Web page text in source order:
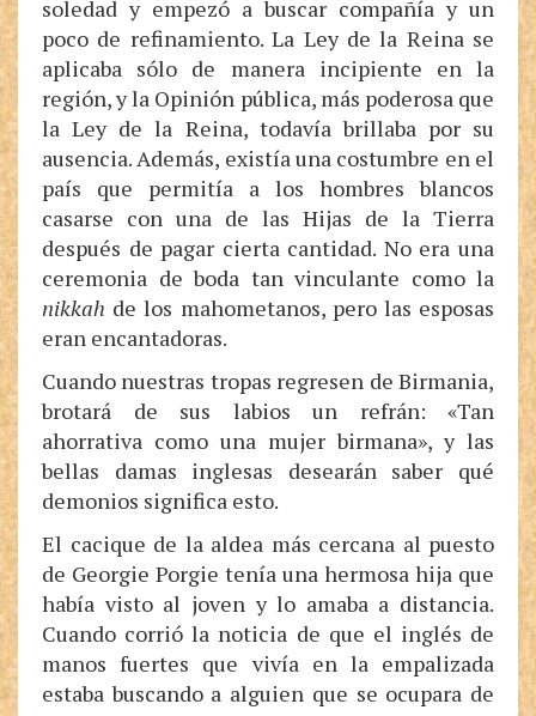
soledad y empezó a buscar compañía y un
poco de refinamiento. La Ley de la Reina se
aplicaba sólo de manera incipiente en la
región, y la Opinión pública, más poderosa que
la Ley de la Reina, todavía brillaba por su
ausencia. Además, existía una costumbre en el
país que permitía a los hombres blancos
casarse con una de las Hijas de la Tierra
después de pagar cierta cantidad. No era una
ceremonia de boda tan vinculante como la
nikkah de los mahometanos, pero las esposas
eran encantadoras.
Cuando nuestras tropas regresen de Birmania,
brotará de sus labios un refrán: «Tan
ahorrativa como una mujer birmana», y las
bellas damas inglesas desearán saber qué
demonios significa esto.
El cacique de la aldea más cercana al puesto
de Georgie Porgie tenía una hermosa hija que
había visto al joven y lo amaba a distancia.
Cuando corrió la noticia de que el inglés de
manos fuertes que vivía en la empalizada
estaba buscando a alguien que se ocupara de